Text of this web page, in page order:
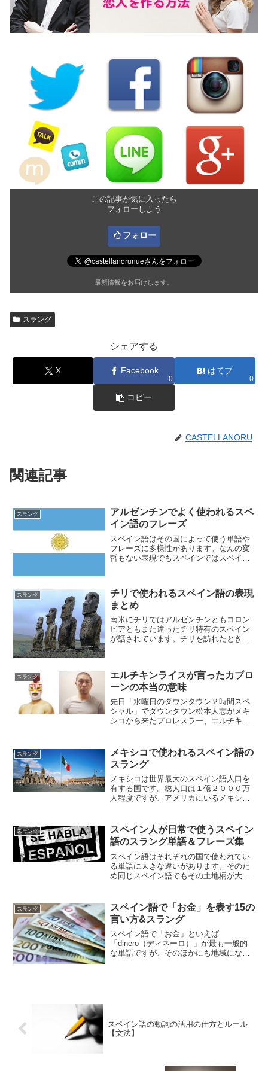
この記事が気に入ったら
フォローしよう
フォロー
最新情報をお届けします。
スラング
シェアする
X Facebook
0
はてブ
0
コピー
CASTELLANORU
関連記事
スラング
アルゼンチンでよく使われるスペ
イン語のフレーズ
スペイン語はその国によって使う単語や
フレーズに多様性があります。なんの変
哲もない表現でもスペインではスペイン
人同士でも通じないことが多々ありま
す。そのため本当の意味でス...
スラング
チリで使われるスペイン語の表現
まとめ
南米にチリではアルゼンチンともコロン
ビアともまた違ったチリ特有のスペイン
が話されています。チリを訪れたときに
んだよ！」チリ人...
スラング
エルチキンライスが言ったカブロ
ーンの本当の意味
先日「水曜日のダウンタウン２時間スペ
シャル」でダウンタウン松本人志がメキ
シコから来たプロレスラー、エルチキン
ルチキンライスがスペイン語を話すとし
て、「カブローン」を連発...
スラング
メキシコで使われるスペイン語の
スラング
メキシコは世界最大のスペイン語人口を
有する国です。総人口は１億２０００万
人程度ですが、アメリカにいるメキシコ
う点でいえば、メキシコのスペイン語こ
そが世界で最も話されてい...
スラング
スペイン人が日常で使うスペイン
語のスラング単語＆フレーズ集
スペイン語はそれぞれの国で使われてい
る単語に大きな違いがあります。そのた
め同じスペイン語でもその土地柄が大き
ラングなどをまとめてみました。
スラング
スペイン語で「お金」を表す15の
言い方&スラング
スペイン語で「お金」といえば
「dinero（ディネーロ）」が最も一般的
な単語ですが、そのほかにも地域になっ
スペイン語の動詞の活用の仕方とルール
【文法】